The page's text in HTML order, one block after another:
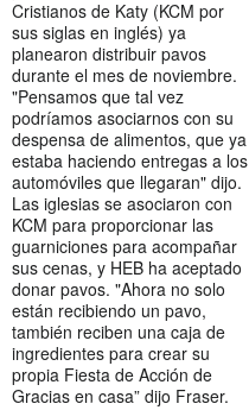
Cristianos de Katy (KCM por
sus siglas en inglés) ya
planearon distribuir pavos
durante el mes de noviembre.
"Pensamos que tal vez
podríamos asociarnos con su
despensa de alimentos, que ya
estaba haciendo entregas a los
automóviles que llegaran" dijo.
Las iglesias se asociaron con
KCM para proporcionar las
guarniciones para acompañar
sus cenas, y HEB ha aceptado
donar pavos. "Ahora no solo
están recibiendo un pavo,
también reciben una caja de
ingredientes para crear su
propia Fiesta de Acción de
Gracias en casa” dijo Fraser.